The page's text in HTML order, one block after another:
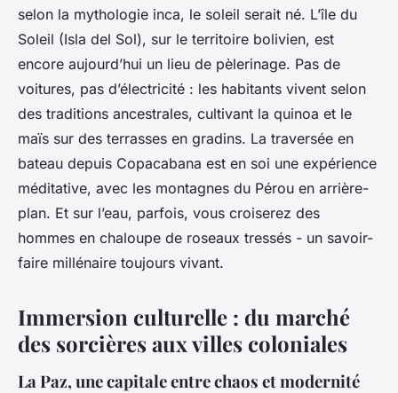
selon la mythologie inca, le soleil serait né. L’île du
Soleil (Isla del Sol), sur le territoire bolivien, est
encore aujourd’hui un lieu de pèlerinage. Pas de
voitures, pas d’électricité : les habitants vivent selon
des traditions ancestrales, cultivant la quinoa et le
maïs sur des terrasses en gradins. La traversée en
bateau depuis Copacabana est en soi une expérience
méditative, avec les montagnes du Pérou en arrière-
plan. Et sur l’eau, parfois, vous croiserez des
hommes en chaloupe de roseaux tressés - un savoir-
faire millénaire toujours vivant.
Immersion culturelle : du marché
des sorcières aux villes coloniales
La Paz, une capitale entre chaos et modernité